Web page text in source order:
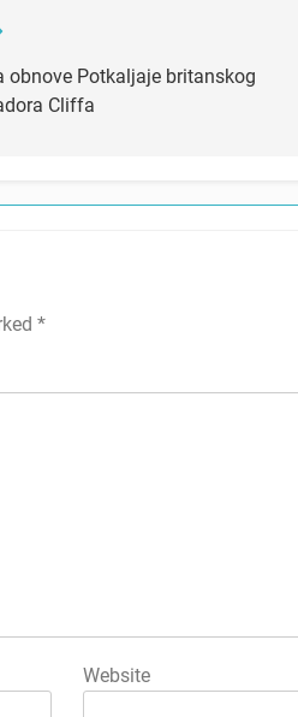
obnove Potkaljaje britanskog
Cliffa
*
Website